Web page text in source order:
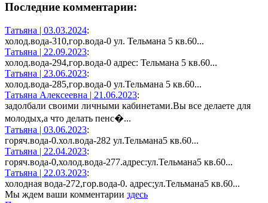
Последние комментарии:
Татьяна | 03.03.2024:
холод.вода-310,гор.вода-0 ул. Тельмана 5 кв.60...
Татьяна | 22.09.2023:
холод.вода-294,гор.вода-0 адрес: Тельмана 5 кв.60...
Татьяна | 23.06.2023:
холод.вода-285,гор.вода-0 ул.Тельмана 5 кв.60...
Татьяна Алексеевна | 21.06.2023:
задолбали своими личными кабинетами.Вы все делаете для
молодых,а что делать пенс�...
Татьяна | 03.06.2023:
горяч.вода-0.хол.вода-282 ул.Тельмана5 кв.60...
Татьяна | 22.04.2023:
горяч.вода-0,холод.вода-277.адрес:ул.Тельмана5 кв.60...
Татьяна | 22.03.2023:
холодная вода-272,гор.вода-0. адрес;ул.Тельмана5 кв.60...
Мы ждем ваши комментарии здесь